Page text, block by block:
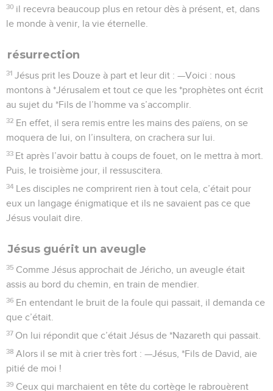
30 il recevra beaucoup plus en retour dès à présent, et, dans
le monde à venir, la vie éternelle.
résurrection
31 Jésus prit les Douze à part et leur dit : —Voici : nous
montons à *Jérusalem et tout ce que les *prophètes ont écrit
au sujet du *Fils de l’homme va s’accomplir.
32 En effet, il sera remis entre les mains des païens, on se
moquera de lui, on l’insultera, on crachera sur lui.
33 Et après l’avoir battu à coups de fouet, on le mettra à mort.
Puis, le troisième jour, il ressuscitera.
34 Les disciples ne comprirent rien à tout cela, c’était pour
eux un langage énigmatique et ils ne savaient pas ce que
Jésus voulait dire.
Jésus guérit un aveugle
35 Comme Jésus approchait de Jéricho, un aveugle était
assis au bord du chemin, en train de mendier.
36 En entendant le bruit de la foule qui passait, il demanda ce
que c’était.
37 On lui répondit que c’était Jésus de *Nazareth qui passait.
38 Alors il se mit à crier très fort : —Jésus, *Fils de David, aie
pitié de moi !
39 Ceux qui marchaient en tête du cortège le rabrouèrent